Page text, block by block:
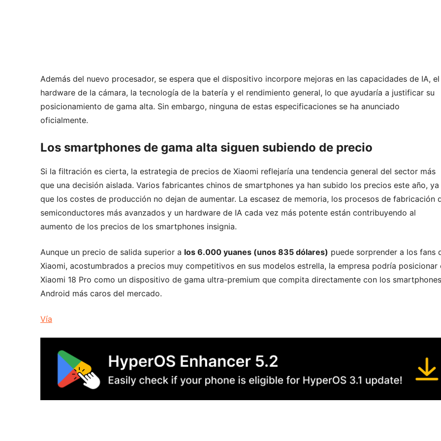
Además del nuevo procesador, se espera que el dispositivo incorpore mejoras en las capacidades de IA, el
hardware de la cámara, la tecnología de la batería y el rendimiento general, lo que ayudaría a justificar su
posicionamiento de gama alta. Sin embargo, ninguna de estas especificaciones se ha anunciado
oficialmente.
Los smartphones de gama alta siguen subiendo de precio
Si la filtración es cierta, la estrategia de precios de Xiaomi reflejaría una tendencia general del sector más
que una decisión aislada. Varios fabricantes chinos de smartphones ya han subido los precios este año, ya
que los costes de producción no dejan de aumentar. La escasez de memoria, los procesos de fabricación
semiconductores más avanzados y un hardware de IA cada vez más potente están contribuyendo al
aumento de los precios de los smartphones insignia.
Aunque un precio de salida superior a los 6.000 yuanes (unos 835 dólares) puede sorprender a los fans
Xiaomi, acostumbrados a precios muy competitivos en sus modelos estrella, la empresa podría posicionar
Xiaomi 18 Pro como un dispositivo de gama ultra-premium que compita directamente con los smartphones
Android más caros del mercado.
Vía